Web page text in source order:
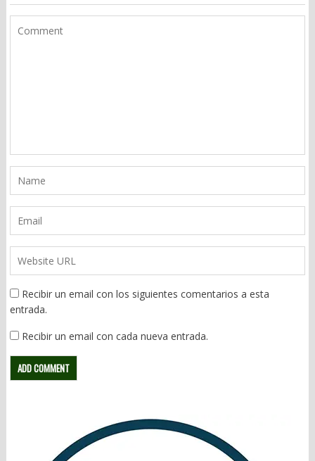
Recibir un email con los siguientes comentarios a esta
entrada.
Recibir un email con cada nueva entrada.